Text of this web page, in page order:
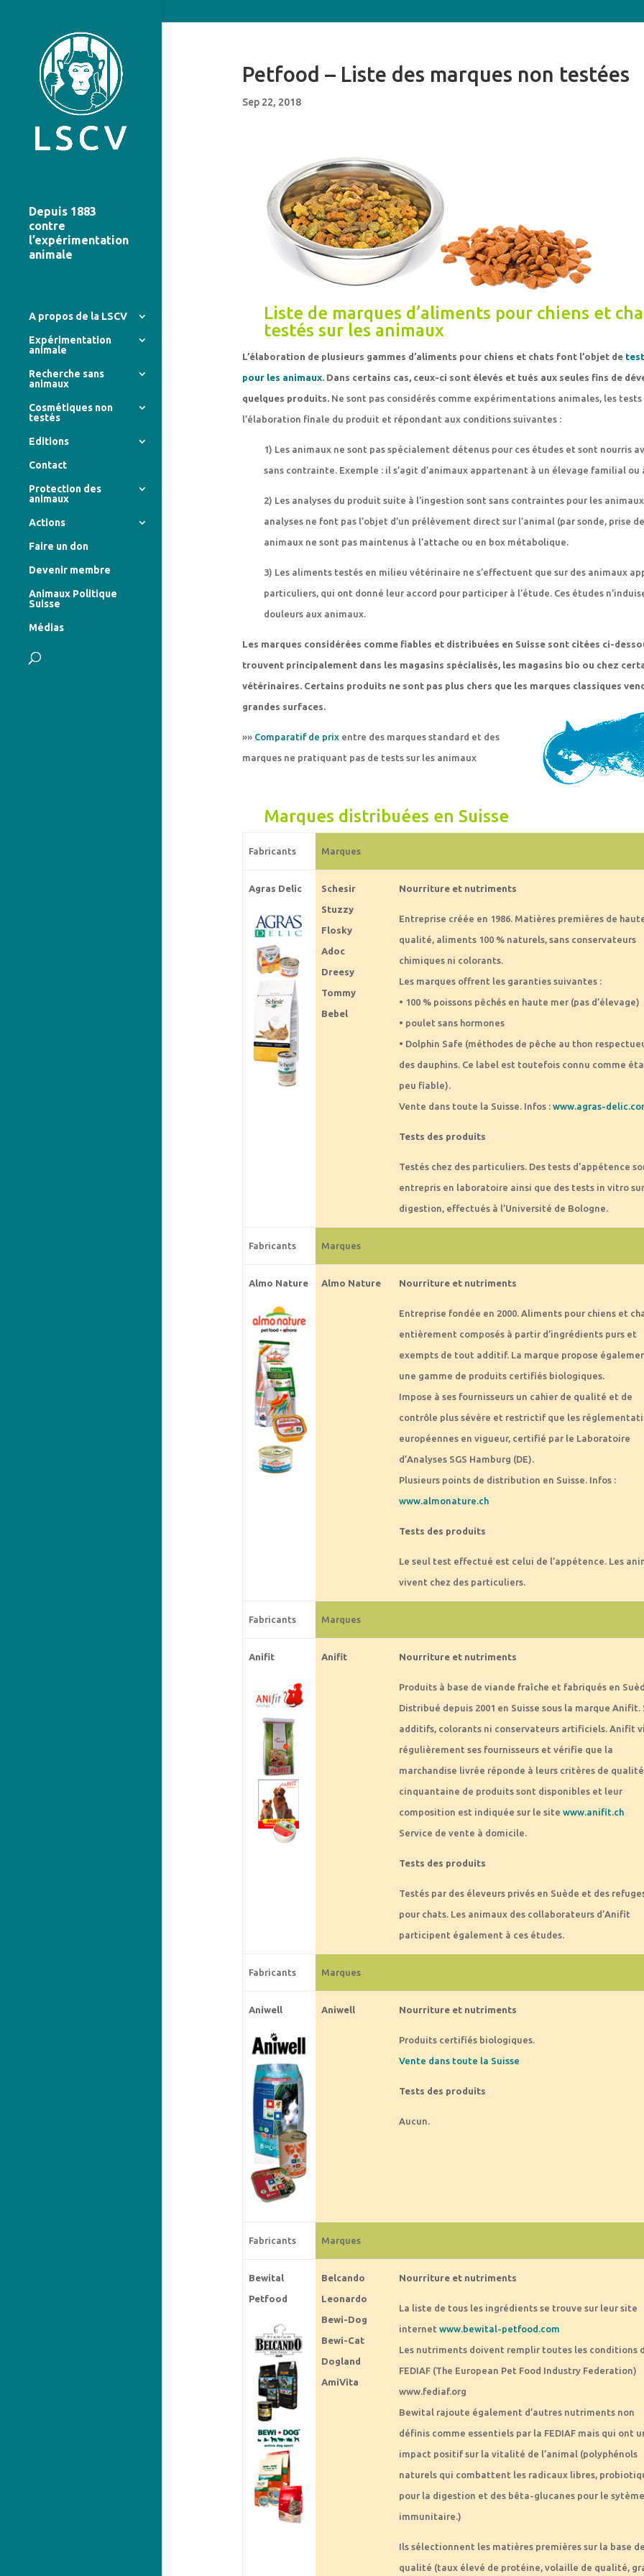
Depuis 1883
contre
l’expérimentation
animale
A propos de la LSCV
Expérimentation
animale
Recherche sans
animaux
Cosmétiques non
testés
Editions
Contact
Protection des
animaux
Actions
Faire un don
Devenir membre
Animaux Politique
Suisse
Médias
Petfood – Liste des marques non testées
Sep 22, 2018
Liste de marques d’aliments pour chiens et
testés sur les animaux
L’élaboration de plusieurs gammes d’aliments pour chiens et chats font l’objet de
pour les animaux. Dans certains cas, ceux-ci sont élevés et tués aux seules fins de
quelques produits.Ne sont pas considérés comme expérimentations animales, les tests
l’élaboration finale du produit et répondant aux conditions suivantes :
1) Les animaux ne sont pas spécialement détenus pour ces études et sont nourris
sans contrainte. Exemple : il s’agit d’animaux appartenant à un élevage familial ou
2) Les analyses du produit suite à l’ingestion sont sans contraintes pour les
analyses ne font pas l’objet d’un prélèvement direct sur l’animal (par sonde, prise
animaux ne sont pas maintenus à l’attache ou en box métabolique.
3) Les aliments testés en milieu vétérinaire ne s’effectuent que sur des animaux
particuliers, qui ont donné leur accord pour participer à l’étude. Ces études
douleurs aux animaux.
Les marques considérées comme fiables et distribuées en Suisse sont citées ci-
trouvent principalement dans les magasins spécialisés, les magasins bio ou chez
vétérinaires. Certains produits ne sont pas plus chers que les marques classiques
grandes surfaces.
»» Comparatif de prixentre des marques standard et des
marques ne pratiquant pas de tests sur les animaux
Marques distribuées en Suisse
Fabricants Marques
Agras Delic Schesir
Stuzzy
Flosky
Adoc
Dreesy
Tommy
Bebel
Nourriture et nutriments
Entreprise créée en 1986. Matières premières de
qualité, aliments 100 % naturels, sans conservateurs
chimiques ni colorants.
Les marques offrent les garanties suivantes :
• 100 % poissons pêchés en haute mer (pas d’élevage)
• poulet sans hormones
• Dolphin Safe (méthodes de pêche au thon
des dauphins. Ce label est toutefois connu comme
peu fiable).
Vente dans toute la Suisse. Infos : www.agras-
Tests des produits
Testés chez des particuliers. Des tests d’appétence
entrepris en laboratoire ainsi que des tests in vitro
digestion, effectués à l’Université de Bologne.
Fabricants Marques
Almo Nature Almo Nature Nourriture et nutriments
Entreprise fondée en 2000. Aliments pour chiens et
entièrement composés à partir d’ingrédients purs et
exempts de tout additif. La marque propose
une gamme de produits certifiés biologiques.
Impose à ses fournisseurs un cahier de qualité et de
contrôle plus sévère et restrictif que les
européennes en vigueur, certifié par le Laboratoire
d’Analyses SGS Hamburg (DE).
Plusieurs points de distribution en Suisse. Infos :
www.almonature.ch
Tests des produits
Le seul test effectué est celui de l’appétence. Les
vivent chez des particuliers.
Fabricants Marques
Anifit Anifit Nourriture et nutriments
Produits à base de viande fraîche et fabriqués en
Distribué depuis 2001 en Suisse sous la marque Anifit.
additifs, colorants ni conservateurs artificiels. Anifit
régulièrement ses fournisseurs et vérifie que la
marchandise livrée réponde à leurs critères de
cinquantaine de produits sont disponibles et leur
composition est indiquée sur le site www.anifit.ch
Service de vente à domicile.
Tests des produits
Testés par des éleveurs privés en Suède et des
pour chats. Les animaux des collaborateurs d’Anifit
participent également à ces études.
Fabricants Marques
Aniwell Aniwell Nourriture et nutriments
Produits certifiés biologiques.
Vente dans toute la Suisse
Tests des produits
Aucun.
Fabricants Marques
Bewital
Petfood
Belcando
Leonardo
Bewi-Dog
Bewi-Cat
Dogland
AmiVita
Nourriture et nutriments
La liste de tous les ingrédients se trouve sur leur site
internet www.bewital-petfood.com
Les nutriments doivent remplir toutes les conditions
FEDIAF (The European Pet Food Industry Federation)
www.fediaf.org
Bewital rajoute également d’autres nutriments non
définis comme essentiels par la FEDIAF mais qui ont
impact positif sur la vitalité de l’animal (polyphénols
naturels qui combattent les radicaux libres,
pour la digestion et des bêta-glucanes pour le sytème
immunitaire.)
Ils sélectionnent les matières premières sur la base
qualité (taux élevé de protéine, volaille de qualité,